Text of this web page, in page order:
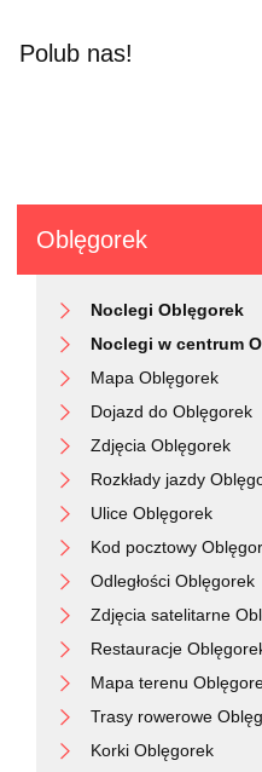
Polub nas!
Oblęgorek
Noclegi Oblęgorek
Noclegi w centrum
Mapa Oblęgorek
Dojazd do Oblęgorek
Zdjęcia Oblęgorek
Rozkłady jazdy
Ulice Oblęgorek
Kod pocztowy
Odległości Oblęgorek
Zdjęcia satelitarne
Restauracje
Mapa terenu
Trasy rowerowe
Korki Oblęgorek